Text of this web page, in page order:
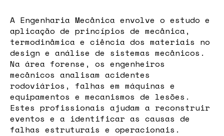
A Engenharia Mecânica envolve o estudo e
aplicação de princípios de mecânica,
termodinâmica e ciência dos materiais no
design e análise de sistemas mecânicos.
Na área forense, os engenheiros
mecânicos analisam acidentes
rodoviários, falhas em máquinas e
equipamentos e mecanismos de lesões.
Estes profissionais ajudam a reconstruir
eventos e a identificar as causas de
falhas estruturais e operacionais.